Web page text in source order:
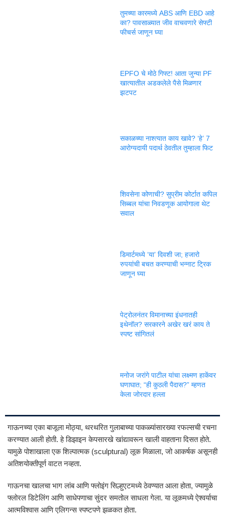
तुमच्या कारमध्ये ABS आणि EBD आहे
का? पावसाळ्यात जीव वाचवणारे सेफ्टी
फीचर्स जाणून घ्या
EPFO चे मोठे गिफ्ट! आता जुन्या PF
खात्यातील अडकलेले पैसे मिळणार
झटपट
सकाळच्या नाश्त्यात काय खावे? ‘हे’ 7
आरोग्यदायी पदार्थ ठेवतील तुम्हाला फिट
शिवसेना कोणाची? सुप्रीम कोर्टात कपिल
सिब्बल यांचा निवडणूक आयोगाला थेट
सवाल
डिमार्टमध्ये ‘या’ दिवशी जा; हजारो
रुपयांची बचत करण्याची भन्नाट ट्रिक
जाणून घ्या
पेट्रोलनंतर विमानाच्या इंधनातही
इथेनॉल? सरकारने अखेर खरं काय ते
स्पष्ट सांगितलं
मनोज जरांगे पाटील यांचा लक्ष्मण हाकेंवर
घणाघात; “ही कुठली पैदास?” म्हणत
केला जोरदार हल्ला
गाऊनच्या एका बाजूला मोठ्या, थरथरित गुलाबाच्या पाकळ्यांसारख्या रफल्सची रचना
करण्यात आली होती. हे डिझाइन केपसारखे खांद्यावरून खाली वाहताना दिसत होते.
यामुळे पोशाखाला एक शिल्पात्मक (sculptural) लूक मिळाला, जो आकर्षक असूनही
अतिशयोक्तीपूर्ण वाटत नव्हता.
गाऊनचा खालचा भाग लांब आणि फ्लोइंग सिल्हुएटमध्ये ठेवण्यात आला होता, ज्यामुळे
फ्लोरल डिटेलिंग आणि साधेपणाचा सुंदर समतोल साधला गेला. या लूकमध्ये ऐश्वर्याचा
आत्मविश्वास आणि एलिगन्स स्पष्टपणे झळकत होता.